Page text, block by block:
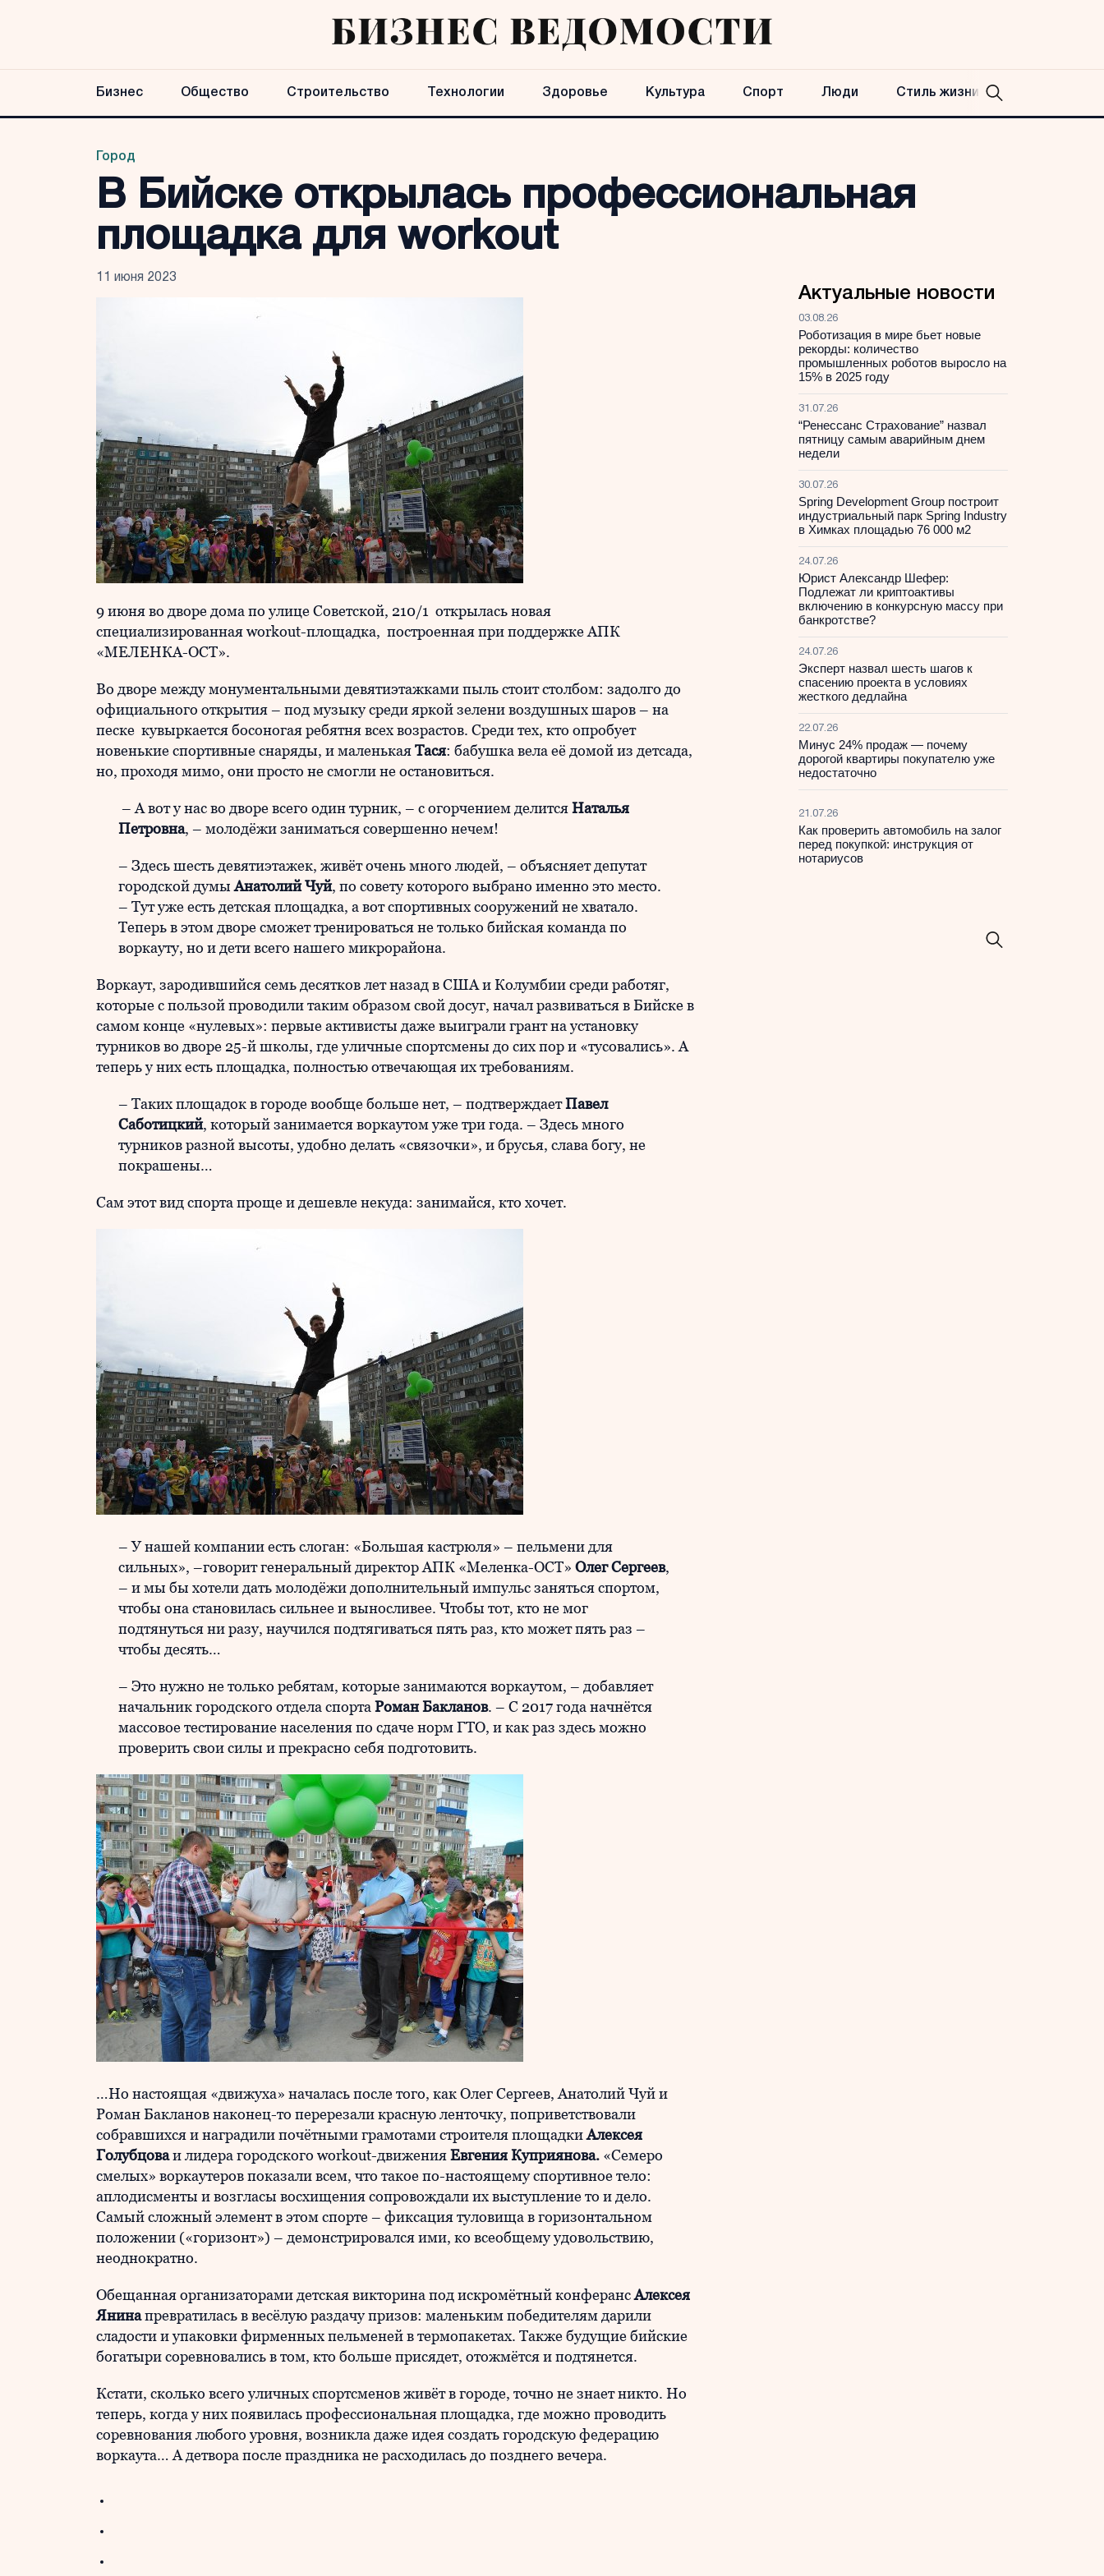
Бизнес Общество Строительство Технологии Здоровье Культура Спорт Люди Стиль жизни
Город
В Бийске открылась профессиональная
площадка для workout
11 июня 2023
9 июня во дворе дома по улице Советской, 210/1 открылась новая
специализированная workout-площадка, построенная при поддержке АПК
«МЕЛЕНКА-ОСТ».
Во дворе между монументальными девятиэтажками пыль стоит столбом: задолго до
официального открытия – под музыку среди яркой зелени воздушных шаров – на
песке кувыркается босоногая ребятня всех возрастов. Среди тех, кто опробует
новенькие спортивные снаряды, и маленькаяТася: бабушка вела её домой из детсада,
но, проходя мимо, они просто не смогли не остановиться.
– А вот у нас во дворе всего один турник, – с огорчением делитсяНаталья
Петровна, – молодёжи заниматься совершенно нечем!
– Здесь шесть девятиэтажек, живёт очень много людей, – объясняет депутат
городской думыАнатолий Чуй, по совету которого выбрано именно это место.
– Тут уже есть детская площадка, а вот спортивных сооружений не хватало.
Теперь в этом дворе сможет тренироваться не только бийская команда по
воркауту, но и дети всего нашего микрорайона.
Воркаут, зародившийся семь десятков лет назад в США и Колумбии среди работяг,
которые с пользой проводили таким образом свой досуг, начал развиваться в Бийске в
самом конце «нулевых»: первые активисты даже выиграли грант на установку
турников во дворе 25-й школы, где уличные спортсмены до сих пор и «тусовались». А
теперь у них есть площадка, полностью отвечающая их требованиям.
– Таких площадок в городе вообще больше нет, – подтверждаетПавел
Саботицкий, который занимается воркаутом уже три года. – Здесь много
турников разной высоты, удобно делать «связочки», и брусья, слава богу, не
покрашены…
Сам этот вид спорта проще и дешевле некуда: занимайся, кто хочет.
– У нашей компании есть слоган: «Большая кастрюля» – пельмени для
сильных», –говорит генеральный директор АПК «Меленка-ОСТ» Олег Сергеев,
– и мы бы хотели дать молодёжи дополнительный импульс заняться спортом,
чтобы она становилась сильнее и выносливее. Чтобы тот, кто не мог
подтянуться ни разу, научился подтягиваться пять раз, кто может пять раз –
чтобы десять…
– Это нужно не только ребятам, которые занимаются воркаутом, – добавляет
начальник городского отдела спорта Роман Бакланов. – С 2017 года начнётся
массовое тестирование населения по сдаче норм ГТО, и как раз здесь можно
проверить свои силы и прекрасно себя подготовить.
…Но настоящая «движуха» началась после того, как Олег Сергеев, Анатолий Чуй и
Роман Бакланов наконец-то перерезали красную ленточку, поприветствовали
собравшихся и наградили почётными грамотами строителя площадкиАлексея
Голубцоваи лидера городского workout-движенияЕвгения Куприянова. «Семеро
смелых» воркаутеров показали всем, что такое по-настоящему спортивное тело:
аплодисменты и возгласы восхищения сопровождали их выступление то и дело.
Самый сложный элемент в этом спорте – фиксация туловища в горизонтальном
положении («горизонт») – демонстрировался ими, ко всеобщему удовольствию,
неоднократно.
Обещанная организаторами детская викторина под искромётный конферансАлексея
Янинапревратилась в весёлую раздачу призов: маленьким победителям дарили
сладости и упаковки фирменных пельменей в термопакетах. Также будущие бийские
богатыри соревновались в том, кто больше присядет, отожмётся и подтянется.
Кстати, сколько всего уличных спортсменов живёт в городе, точно не знает никто. Но
теперь, когда у них появилась профессиональная площадка, где можно проводить
соревнования любого уровня, возникла даже идея создать городскую федерацию
воркаута… А детвора после праздника не расходилась до позднего вечера.
Актуальные новости
03.08.26
Роботизация в мире бьет новые
рекорды: количество
промышленных роботов выросло на
15% в 2025 году
31.07.26
“Ренессанс Страхование” назвал
пятницу самым аварийным днем
недели
30.07.26
Spring Development Group построит
индустриальный парк Spring Industry
в Химках площадью 76 000 м2
24.07.26
Юрист Александр Шефер:
Подлежат ли криптоактивы
включению в конкурсную массу при
банкротстве?
24.07.26
Эксперт назвал шесть шагов к
спасению проекта в условиях
жесткого дедлайна
22.07.26
Минус 24% продаж — почему
дорогой квартиры покупателю уже
недостаточно
21.07.26
Как проверить автомобиль на залог
перед покупкой: инструкция от
нотариусов